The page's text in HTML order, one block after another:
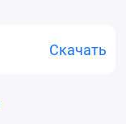
Скачать